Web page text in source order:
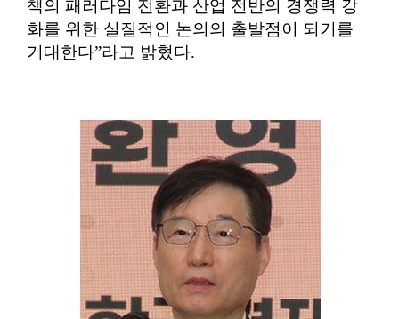
책의 패러다임 전환과 산업 전반의 경쟁력 강
화를 위한 실질적인 논의의 출발점이 되기를
기대한다”라고 밝혔다.